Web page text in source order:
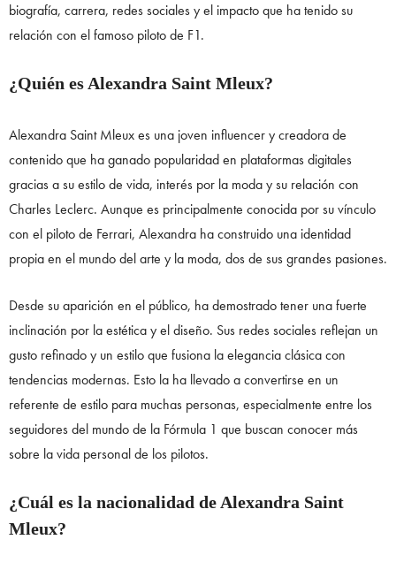
biografía, carrera, redes sociales y el impacto que ha tenido su
relación con el famoso piloto de F1.
¿Quién es Alexandra Saint Mleux?
Alexandra Saint Mleux es una joven influencer y creadora de
contenido que ha ganado popularidad en plataformas digitales
gracias a su estilo de vida, interés por la moda y su relación con
Charles Leclerc. Aunque es principalmente conocida por su vínculo
con el piloto de Ferrari, Alexandra ha construido una identidad
propia en el mundo del arte y la moda, dos de sus grandes pasiones.
Desde su aparición en el público, ha demostrado tener una fuerte
inclinación por la estética y el diseño. Sus redes sociales reflejan un
gusto refinado y un estilo que fusiona la elegancia clásica con
tendencias modernas. Esto la ha llevado a convertirse en un
referente de estilo para muchas personas, especialmente entre los
seguidores del mundo de la Fórmula 1 que buscan conocer más
sobre la vida personal de los pilotos.
¿Cuál es la nacionalidad de Alexandra Saint
Mleux?